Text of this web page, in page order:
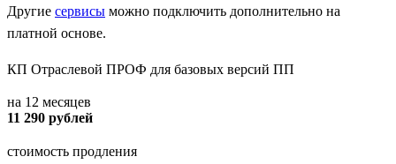
Другие сервисы можно подключить дополнительно на
платной основе.
КП Отраслевой ПРОФ для базовых версий ПП
на 12 месяцев
11 290 рублей
стоимость продления